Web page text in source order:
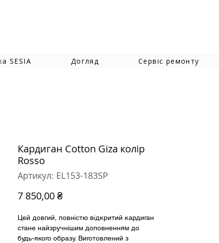
SESIA Догляд Сервіс ремонту
Кардиган Cotton Giza колір
Rosso
Артикул: EL153-183SP
7 850,00 ₴Ціна
Цей довгий, повністю відкритий кардиган
стане найзручнішим доповненням до
будь-якого образу. Виготовлений з